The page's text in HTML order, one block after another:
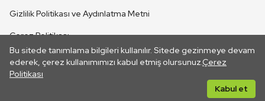
Bu sitede tanımlama bilgileri kullanılır. Sitede gezinmeye devam
ederek, çerez kullanımımızı kabul etmiş olursunuz.Çerez
Politikası
Kabul et
CANLI YAYINLAR
Gizlilik Politikası ve Aydınlatma Metni
Çerez Politikası
İletişim
Her hakkı saklıdır. ©2026 TRT. Bağlantı yoluyla gidilen dış